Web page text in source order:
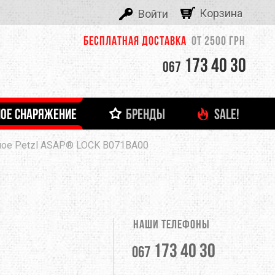
Войти Корзина
Бесплатная доставка от 2500 грн
067 173 40 30
ОДЕЖДА ДЕТСКАЯ ОДЕЖДА
ФОНАРИ И ЗАРЯДНЫЕ УСТРОЙСТВА
Кемпинговые лампы
Налобные фонари
Зарядные устройства
СНАРЯЖЕНИЕ
ЛЕДОВОЕ СНАРЯЖЕНИЕ ЗАЦЕПЫ, КАМПУС-БОРДЫ
БРЕНДЫ
ALEXIKA
BERGHAUS
BUTTONS
CLIMBING TECHNOLOGY
SALE!
Petzl ASAP® LOCK B071BA00
Наши телефоны
067 173 40 30